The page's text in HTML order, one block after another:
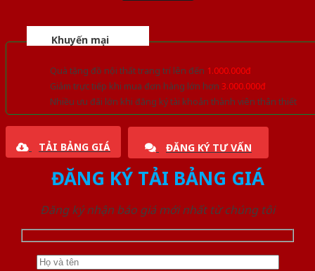
Khuyến mại
Quà tặng đồ nội thất trang trí lên đến 1.000.000đ
Giảm trực tiếp khi mua đơn hàng lớn hơn 3.000.000đ
Nhiều ưu đãi lớn khi đăng ký tài khoản thành viên thân thiết
TẢI BẢNG GIÁ ĐĂNG KÝ TƯ VẤN
ĐĂNG KÝ TẢI BẢNG GIÁ
Đăng ký nhận báo giá mới nhất từ chúng tôi